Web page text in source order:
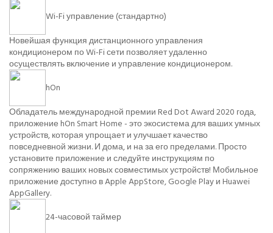
Wi-Fi управление (стандартно)
Новейшая функция дистанционного управления
кондиционером по Wi-Fi сети позволяет удаленно
осуществлять включение и управление кондиционером.
hOn
Обладатель международной премии Red Dot Award 2020 года,
приложение hOn Smart Home - это экосистема для ваших умных
устройств, которая упрощает и улучшает качество
повседневной жизни. И дома, и на за его пределами. Просто
установите приложение и следуйте инструкциям по
сопряжению ваших новых совместимых устройств! Мобильное
приложение доступно в Apple AppStore, Google Play и Huawei
AppGallery.
24-часовой таймер